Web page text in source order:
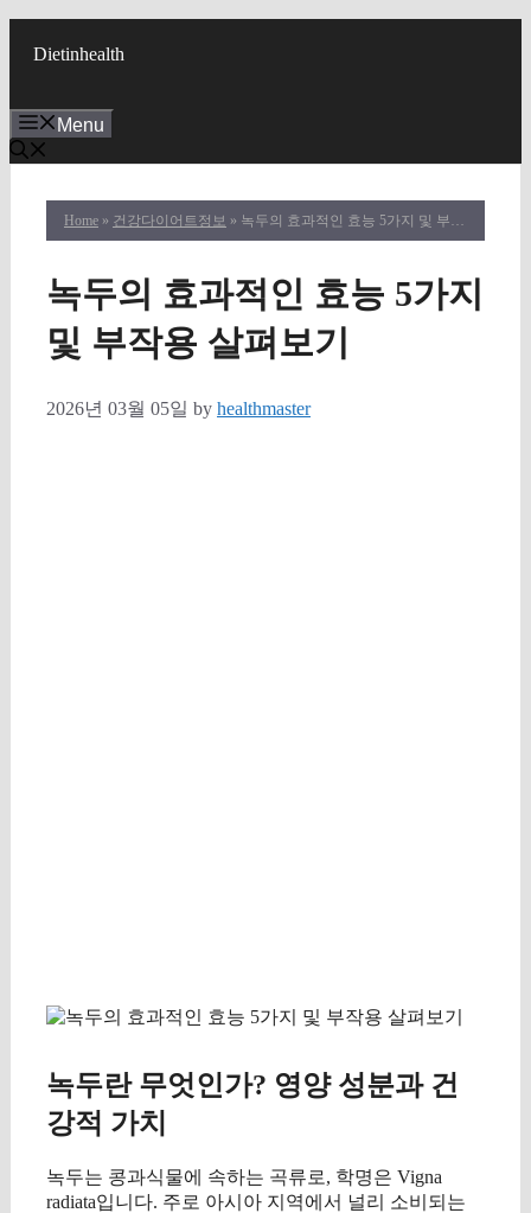
Dietinhealth
Menu
Home » 건강다이어트정보 » 녹두의 효과적인 효능 5가지 및 부작용 살펴보기
녹두의 효과적인 효능 5가지
및 부작용 살펴보기
2026년 03월 05일 by healthmaster
녹두란 무엇인가? 영양 성분과 건
강적 가치
녹두는 콩과식물에 속하는 곡류로, 학명은 Vigna
radiata입니다. 주로 아시아 지역에서 널리 소비되는